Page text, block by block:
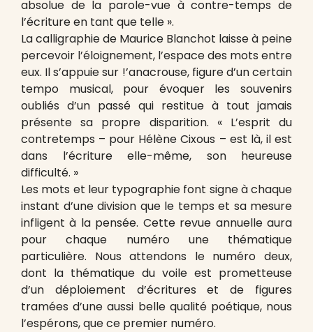
absolue de la parole-vue à contre-temps de
l’écriture en tant que telle ».
La calligraphie de Maurice Blanchot laisse à peine
percevoir l’éloignement, l’espace des mots entre
eux. Il s’appuie sur !’anacrouse, figure d’un certain
tempo musical, pour évoquer les souvenirs
oubliés d’un passé qui restitue à tout jamais
présente sa propre disparition. « L’esprit du
contretemps – pour Hélène Cixous – est là, il est
dans l’écriture elle-même, son heureuse
difficulté. »
Les mots et leur typographie font signe à chaque
instant d’une division que le temps et sa mesure
infligent à la pensée. Cette revue annuelle aura
pour chaque numéro une thématique
particulière. Nous attendons le numéro deux,
dont la thématique du voile est prometteuse
d’un déploiement d’écritures et de figures
tramées d’une aussi belle qualité poétique, nous
l’espérons, que ce premier numéro.